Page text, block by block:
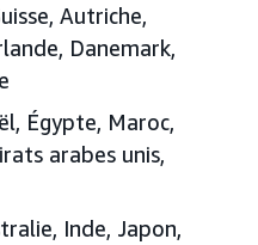
Autriche,
Danemark,
Égypte, Maroc,
arabes unis,
Inde, Japon,